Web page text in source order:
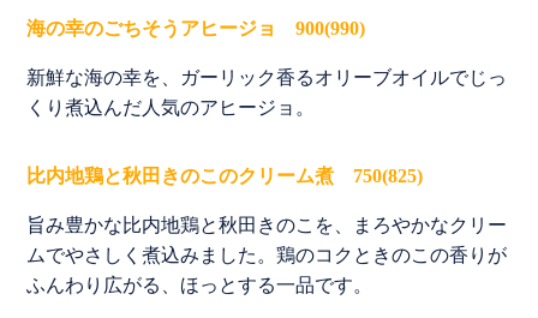
海の幸のごちそうアヒージョ 900(990)
新鮮な海の幸を、ガーリック香るオリーブオイルでじっ
くり煮込んだ人気のアヒージョ。
比内地鶏と秋田きのこのクリーム煮 750(825)
旨み豊かな比内地鶏と秋田きのこを、まろやかなクリー
ムでやさしく煮込みました。鶏のコクときのこの香りが
ふんわり広がる、ほっとする一品です。